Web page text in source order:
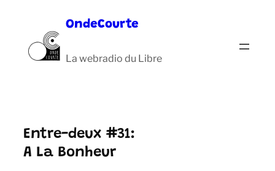
contenu
OndeCourte
La webradio du Libre
Entre-deux #31:
A La Bonheur